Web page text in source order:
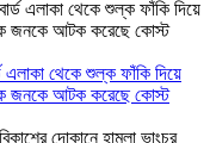
এলাকা থেকে শুল্ক ফাঁকি দিয়ে
জনকে আটক করেছে কোস্ট